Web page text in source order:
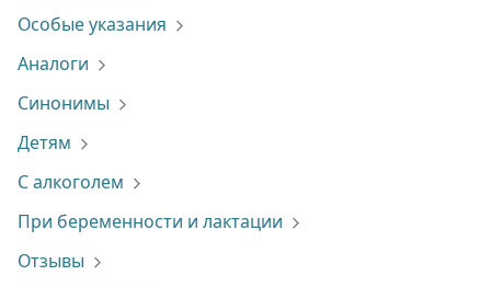
Особые указания
Аналоги
Синонимы
Детям
С алкоголем
При беременности и лактации
Отзывы